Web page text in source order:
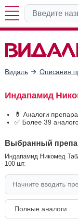
Видаль Описания
Индапамид
💊 Аналоги
✅ Более 39
Выбранный
Индапамид Никомед
100 шт.